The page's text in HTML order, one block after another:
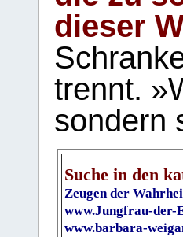
dieser
trennt.
sondern
Suche in den
Zeugen der
www.Jungfrau-der-
www.barbara-